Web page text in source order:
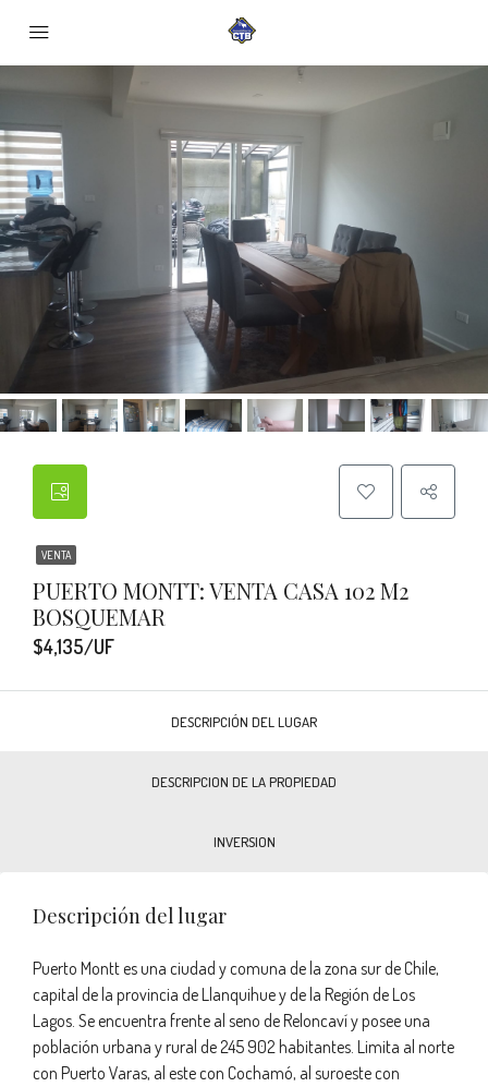
VENTA
PUERTO MONTT: VENTA CASA 102 M2
BOSQUEMAR
$4,135/UF
DESCRIPCIÓN DEL LUGAR
DESCRIPCION DE LA PROPIEDAD
INVERSION
Descripción del lugar
Puerto Montt es una ciudad y comuna de la zona sur de Chile,
capital de la provincia de Llanquihue y de la Región de Los
Lagos. Se encuentra frente al seno de Reloncaví y posee una
población urbana y rural de 245 902 habitantes.​ Limita al norte
con Puerto Varas, al este con Cochamó, al suroeste con